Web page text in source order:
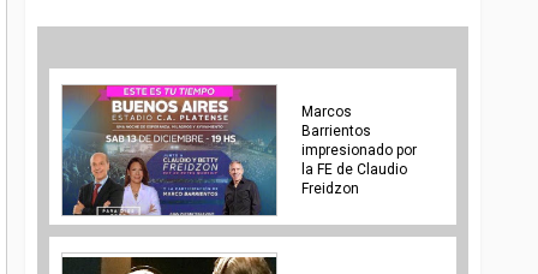
Marcos
Barrientos
impresionado por
la FE de Claudio
Freidzon